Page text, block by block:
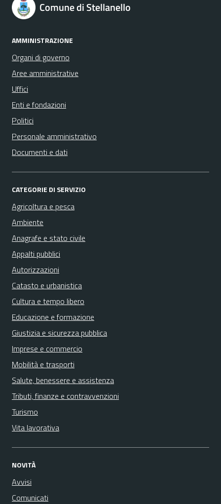
Comune di Stellanello
AMMINISTRAZIONE
Organi di governo
Aree amministrative
Uffici
Enti e fondazioni
Politici
Personale amministrativo
Documenti e dati
CATEGORIE DI SERVIZIO
Agricoltura e pesca
Ambiente
Anagrafe e stato civile
Appalti pubblici
Autorizzazioni
Catasto e urbanistica
Cultura e tempo libero
Educazione e formazione
Giustizia e sicurezza pubblica
Imprese e commercio
Mobilità e trasporti
Salute, benessere e assistenza
Tributi, finanze e contravvenzioni
Turismo
Vita lavorativa
NOVITÀ
Avvisi
Comunicati